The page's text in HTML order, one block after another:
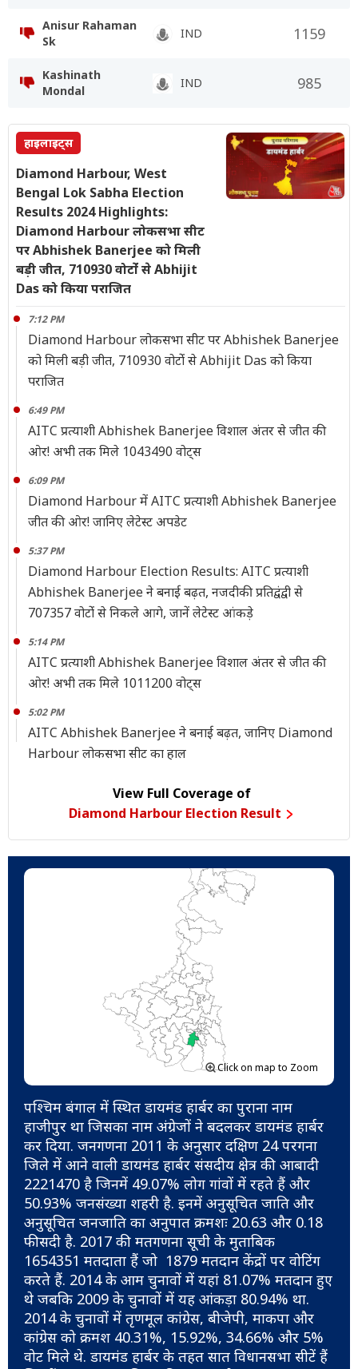
Anisur Rahaman
Sk
IND 1159
Kashinath
Mondal
IND 985
हाइलाइट्स
Diamond Harbour, West
Bengal Lok Sabha Election
Results 2024 Highlights:
Diamond Harbour लोकसभा सीट
पर Abhishek Banerjee को मिली
बड़ी जीत, 710930 वोटोंं से Abhijit
Das को किया पराजित
7:12 PM
Diamond Harbour लोकसभा सीट पर Abhishek Banerjee
को मिली बड़ी जीत, 710930 वोटोंं से Abhijit Das को किया
पराजित
6:49 PM
AITC प्रत्याशी Abhishek Banerjee विशाल अंतर से जीत की
ओर! अभी तक मिले 1043490 वोट्स
6:09 PM
Diamond Harbour में AITC प्रत्याशी Abhishek Banerjee
जीत की ओर! जानिए लेटेस्ट अपडेट
5:37 PM
Diamond Harbour Election Results: AITC प्रत्याशी
Abhishek Banerjee ने बनाई बढ़त, नजदीकी प्रतिद्वंद्वी से
707357 वोटोंं से निकले आगे, जानें लेटेस्ट आंकड़े
5:14 PM
AITC प्रत्याशी Abhishek Banerjee विशाल अंतर से जीत की
ओर! अभी तक मिले 1011200 वोट्स
5:02 PM
AITC Abhishek Banerjee ने बनाई बढ़त, जानिए Diamond
Harbour लोकसभा सीट का हाल
View Full Coverage of
Diamond Harbour Election Result
Click on map to Zoom
पश्चिम बंगाल में स्थित डायमंड हार्बर का पुराना नाम
हाजीपुर था जिसका नाम अंग्रेजों ने बदलकर डायमंड हार्बर
कर दिया. जनगणना 2011 के अनुसार दक्षिण 24 परगना
जिले में आने वाली डायमंड हार्बर संसदीय क्षेत्र की आबादी
2221470 है जिनमें 49.07% लोग गांवों में रहते हैं और
50.93% जनसंख्या शहरी है. इनमें अनुसूचित जाति और
अनुसूचित जनजाति का अनुपात क्रमशः 20.63 और 0.18
फीसदी है. 2017 की मतगणना सूची के मुताबिक
1654351 मतदाता हैं जो 1879 मतदान केंद्रों पर वोटिंग
करते हैं. 2014 के आम चुनावों में यहां 81.07% मतदान हुए
थे जबकि 2009 के चुनावों में यह आंकड़ा 80.94% था.
2014 के चुनावों में तृणमूल कांग्रेस, बीजेपी, माकपा और
कांग्रेस को क्रमश 40.31%, 15.92%, 34.66% और 5%
वोट मिले थे. डायमंड हार्बर के तहत सात विधानसभा सीटें हैं